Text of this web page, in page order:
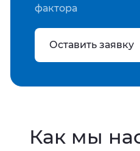
фактора
Оставить заявку
Как мы